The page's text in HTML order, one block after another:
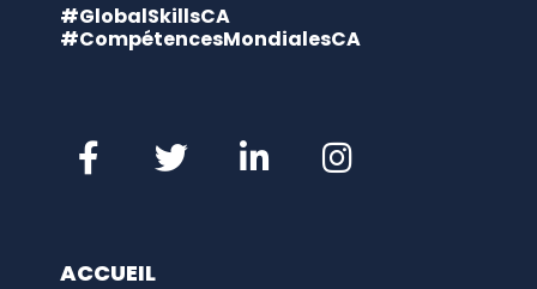
#GlobalSkillsCA
#CompétencesMondialesCA
ACCUEIL